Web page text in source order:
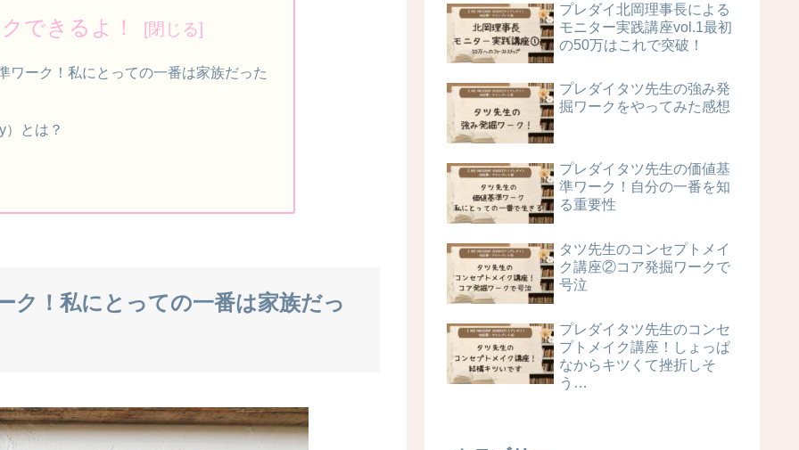
できるよ！
ワーク！私にとっての一番は家族だった
とは？
ク！私にとっての一番は家族だっ
プレダイ北岡理事長による
モニター実践講座vol.1最初
の50万はこれで突破！
プレダイタツ先生の強み発
掘ワークをやってみた感想
プレダイタツ先生の価値基
準ワーク！自分の一番を知
る重要性
タツ先生のコンセプトメイ
ク講座②コア発掘ワークで
号泣
プレダイタツ先生のコンセ
プトメイク講座！しょっぱ
なからキツくて挫折しそ
う…